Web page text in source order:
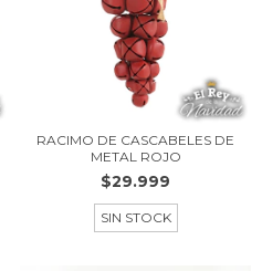
RACIMO DE CASCABELES DE
METAL ROJO
$29.999
SIN STOCK